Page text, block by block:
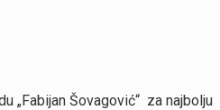
„Fabijan Šovagović“ za najbolju